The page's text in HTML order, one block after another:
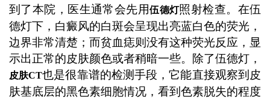
到了本院，医生通常会先用伍德灯照射检查。在伍
德灯下，白癜风的白斑会呈现出亮蓝白色的荧光，
边界非常清楚；而贫血痣则没有这种荧光反应，显
示出正常的皮肤颜色或者稍暗一些。除了伍德灯，
皮肤CT也是很靠谱的检测手段，它能直接观察到皮
肤基底层的黑色素细胞情况，看到色素脱失的程度